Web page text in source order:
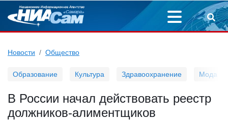
Новости Общество
Образование Культура Здравоохранение Мода
В России начал действовать реестр
должников-алиментщиков